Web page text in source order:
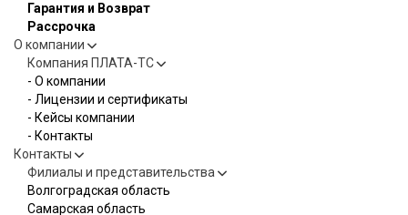
Гарантия и Возврат
Рассрочка
О компании
Компания ПЛАТА-ТС
- О компании
- Лицензии и сертификаты
- Кейсы компании
- Контакты
Контакты
Филиалы и представительства
Волгоградская область
Самарская область